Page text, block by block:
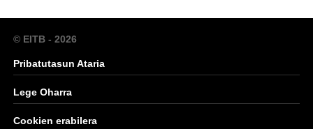
© EITB - 2026
Pribatutasun Ataria
Lege Oharra
Cookien erabilera